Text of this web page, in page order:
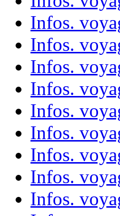
Infos.
Infos.
Infos.
Infos.
Infos.
Infos.
Infos.
Infos.
Infos.